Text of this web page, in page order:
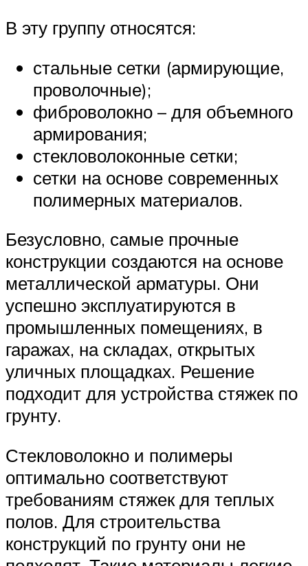
В эту группу относятся:
стальные сетки (армирующие,
проволочные);
фиброволокно – для объемного
армирования;
стекловолоконные сетки;
сетки на основе современных
полимерных материалов.
Безусловно, самые прочные
конструкции создаются на основе
металлической арматуры. Они
успешно эксплуатируются в
промышленных помещениях, в
гаражах, на складах, открытых
уличных площадках. Решение
подходит для устройства стяжек по
грунту.
Стекловолокно и полимеры
оптимально соответствуют
требованиям стяжек для теплых
полов. Для строительства
конструкций по грунту они не